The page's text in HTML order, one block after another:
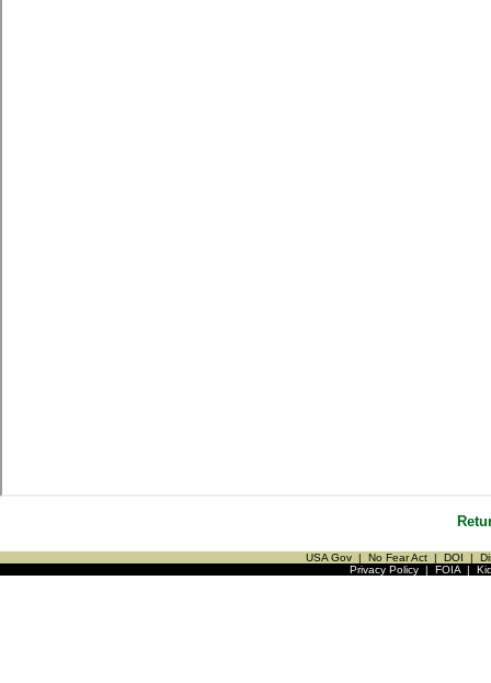
USA Gov | No Fear Act | DOI |
Privacy Policy| FOIA|